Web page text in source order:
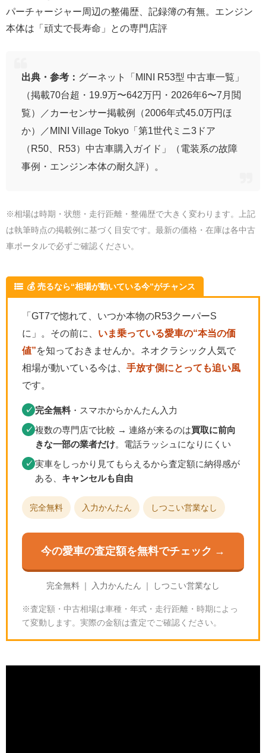
パーチャージャー周辺の整備歴、記録簿の有無。エンジン
本体は「頑丈で長寿命」との専門店評
出典・参考： グーネット「MINI R53型 中古車一覧」
（掲載70台超・19.9万〜642万円・2026年6〜7月閲
覧）／カーセンサー掲載例（2006年式45.0万円ほ
か）／MINI Village Tokyo「第1世代ミニ3ドア
（R50、R53）中古車購入ガイド」（電装系の故障
事例・エンジン本体の耐久評）。
※相場は時期・状態・走行距離・整備歴で大きく変わります。上記
は執筆時点の掲載例に基づく目安です。最新の価格・在庫は各中古
車ポータルで必ずご確認ください。
💰 売るなら“相場が動いている今”がチャンス
「GT7で惚れて、いつか本物のR53クーパーS
に」。その前に、 いま乗っている愛車の“本当の価
値”を知っておきませんか。ネオクラシック人気で
相場が動いている今は、 手放す側にとっても追い風
です。
✓ 完全無料 ・スマホからかんたん入力
✓ 複数の専門店で比較 → 連絡が来るのは買取に前向
きな一部の業者だけ。電話ラッシュになりにくい
✓ 実車をしっかり見てもらえるから査定額に納得感が
ある、 キャンセルも自由
完全無料 入力かんたん しつこい営業なし
今の愛車の査定額を無料でチェック →
完全無料 ｜ 入力かんたん ｜ しつこい営業なし
※査定額・中古相場は車種・年式・走行距離・時期によっ
て変動します。実際の金額は査定でご確認ください。